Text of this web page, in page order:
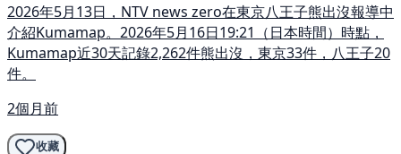
2026年5月13日，NTV news zero在東京八王子熊出沒報導中
介紹Kumamap。2026年5月16日19:21（日本時間）時點，
Kumamap近30天記錄2,262件熊出沒，東京33件，八王子20
件。
2個月前
收藏